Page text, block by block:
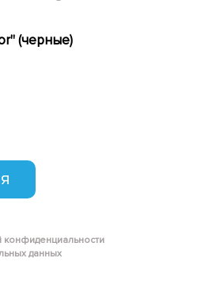
(черные)
конфиденциальности
данных